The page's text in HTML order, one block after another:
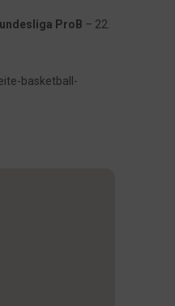
ProB – 22.
basketball-